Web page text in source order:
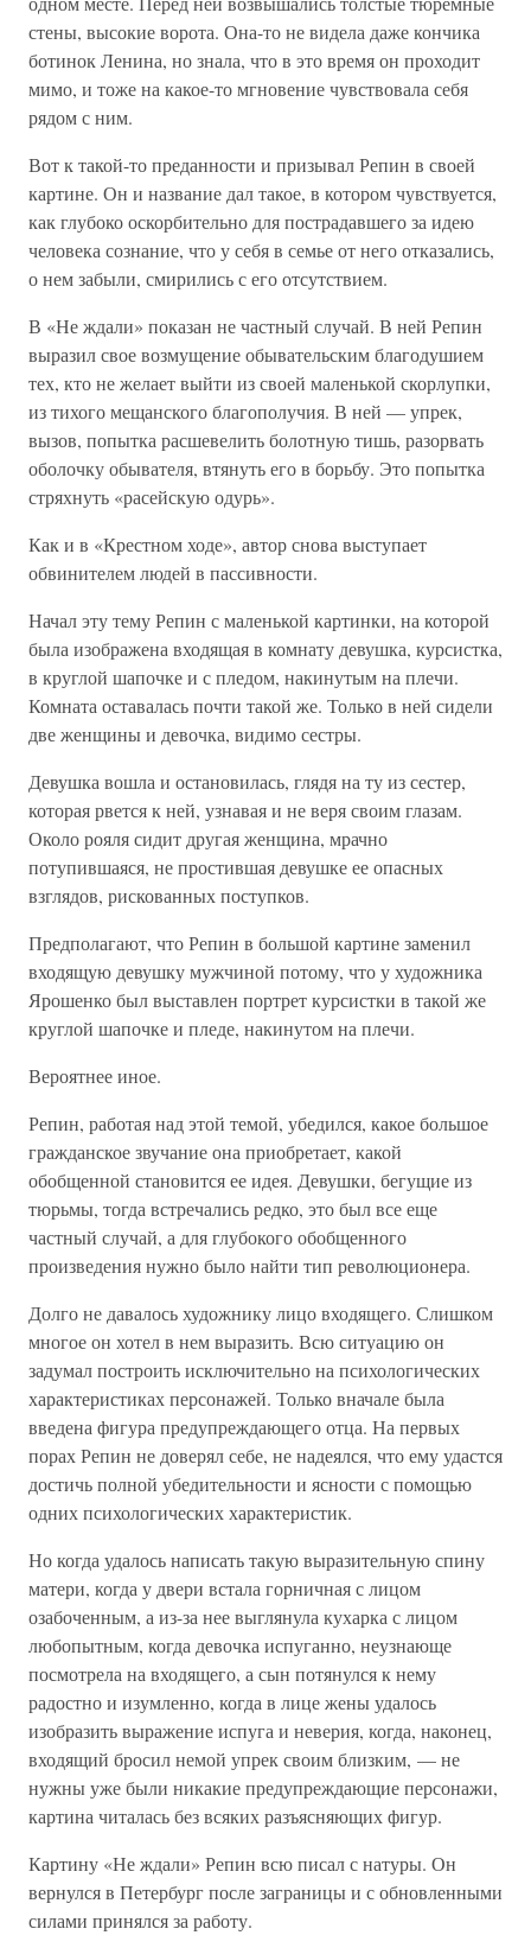
стены, высокие ворота. Она-то не видела даже кончика
ботинок Ленина, но знала, что в это время он проходит
мимо, и тоже на какое-то мгновение чувствовала себя
рядом с ним.
Вот к такой-то преданности и призывал Репин в своей
картине. Он и название дал такое, в котором чувствуется,
как глубоко оскорбительно для пострадавшего за идею
человека сознание, что у себя в семье от него отказались,
о нем забыли, смирились с его отсутствием.
В «Не ждали» показан не частный случай. В ней Репин
выразил свое возмущение обывательским благодушием
тех, кто не желает выйти из своей маленькой скорлупки,
из тихого мещанского благополучия. В ней — упрек,
вызов, попытка расшевелить болотную тишь, разорвать
оболочку обывателя, втянуть его в борьбу. Это попытка
стряхнуть «расейскую одурь».
Как и в «Крестном ходе», автор снова выступает
обвинителем людей в пассивности.
Начал эту тему Репин с маленькой картинки, на которой
была изображена входящая в комнату девушка, курсистка,
в круглой шапочке и с пледом, накинутым на плечи.
Комната оставалась почти такой же. Только в ней сидели
две женщины и девочка, видимо сестры.
Девушка вошла и остановилась, глядя на ту из сестер,
которая рвется к ней, узнавая и не веря своим глазам.
Около рояля сидит другая женщина, мрачно
потупившаяся, не простившая девушке ее опасных
взглядов, рискованных поступков.
Предполагают, что Репин в большой картине заменил
входящую девушку мужчиной потому, что у художника
Ярошенко был выставлен портрет курсистки в такой же
круглой шапочке и пледе, накинутом на плечи.
Вероятнее иное.
Репин, работая над этой темой, убедился, какое большое
гражданское звучание она приобретает, какой
обобщенной становится ее идея. Девушки, бегущие из
тюрьмы, тогда встречались редко, это был все еще
частный случай, а для глубокого обобщенного
произведения нужно было найти тип революционера.
Долго не давалось художнику лицо входящего. Слишком
многое он хотел в нем выразить. Всю ситуацию он
задумал построить исключительно на психологических
характеристиках персонажей. Только вначале была
введена фигура предупреждающего отца. На первых
порах Репин не доверял себе, не надеялся, что ему удастся
достичь полной убедительности и ясности с помощью
одних психологических характеристик.
Но когда удалось написать такую выразительную спину
матери, когда у двери встала горничная с лицом
озабоченным, а из-за нее выглянула кухарка с лицом
любопытным, когда девочка испуганно, неузнающе
посмотрела на входящего, а сын потянулся к нему
радостно и изумленно, когда в лице жены удалось
изобразить выражение испуга и неверия, когда, наконец,
входящий бросил немой упрек своим близким, — не
нужны уже были никакие предупреждающие персонажи,
картина читалась без всяких разъясняющих фигур.
Картину «Не ждали» Репин всю писал с натуры. Он
вернулся в Петербург после заграницы и с обновленными
силами принялся за работу.